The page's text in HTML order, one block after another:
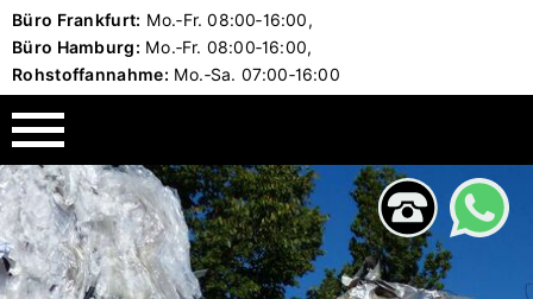
Büro Frankfurt: Mo.‑Fr. 08:00‑16:00,
Büro Hamburg: Mo.‑Fr. 08:00‑16:00,
Rohstoffannahme: Mo.‑Sa. 07:00‑16:00
Unternehmen
Xpress Paper GmbH
Vorteile als Kunde
Unsere Standorte
Team
Spezielle Branchenlösungen
Altpapier in Druckereien
Papiersammlung für Verlag
Kaufhaus, Supermarkt, Einzelhandel
Wellpappenwerk
Kontakt & Anfahrt
Container bestellen
Reklamation
Kontaktformular
Anfahrt nahe Frankfurt